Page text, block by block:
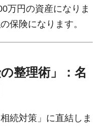
万円の資産になりま
保険になります。
整理術」：名
続対策」に直結しま